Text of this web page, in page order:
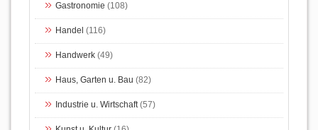
Gastronomie (108)
Handel (116)
Handwerk (49)
Haus, Garten u. Bau (82)
Industrie u. Wirtschaft(57)